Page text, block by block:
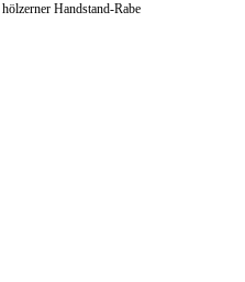
hölzerner Handstand-Rabe